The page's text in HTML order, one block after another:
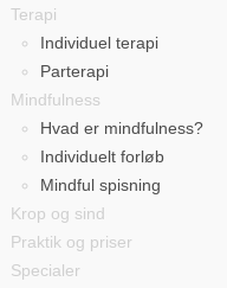
Terapi
Individuel terapi
Parterapi
Mindfulness
Hvad er mindfulness?
Individuelt forløb
Mindful spisning
Krop og sind
Praktik og priser
Specialer